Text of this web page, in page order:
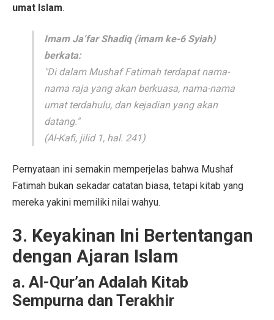
umat Islam.
Imam Ja’far Shadiq (imam ke-6 Syiah)
berkata:
"Di dalam Mushaf Fatimah terdapat nama-
nama raja yang akan berkuasa, nama-nama
umat terdahulu, dan kejadian yang akan
datang."
(Al-Kafi, jilid 1, hal. 241)
Pernyataan ini semakin memperjelas bahwa Mushaf
Fatimah bukan sekadar catatan biasa, tetapi kitab yang
mereka yakini memiliki nilai wahyu.
3. Keyakinan Ini Bertentangan
dengan Ajaran Islam
a. Al-Qur’an Adalah Kitab
Sempurna dan Terakhir